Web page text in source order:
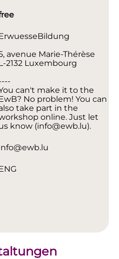
avenue Marie-Thérèse
2132 Luxembourg
can't make it to the
No problem! You can
take part in the
online. Just let
know (info@ewb.lu).